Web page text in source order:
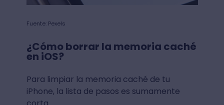
Fuente: Pexels
¿Cómo borrar la memoria caché
en iOS?
Para limpiar la memoria caché de tu
iPhone, la lista de pasos es sumamente